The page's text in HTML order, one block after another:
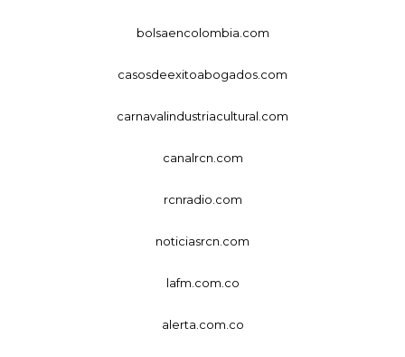
bolsaencolombia.com
casosdeexitoabogados.com
carnavalindustriacultural.com
canalrcn.com
rcnradio.com
noticiasrcn.com
lafm.com.co
alerta.com.co